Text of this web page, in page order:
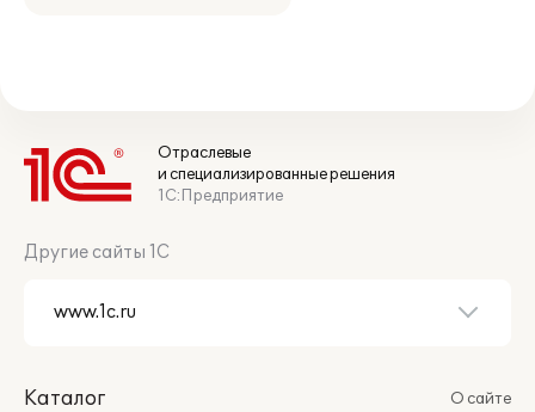
Отраслевые
и специализированные решения
1С:Предприятие
Другие сайты 1С
Каталог
О сайте